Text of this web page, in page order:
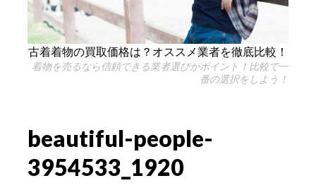
古着着物の買取価格は？オススメ業者を徹底比較！
着物を売るなら信頼できる業者選びがポイント！比較で一
番の選択をしよう！
beautiful-people-
3954533_1920